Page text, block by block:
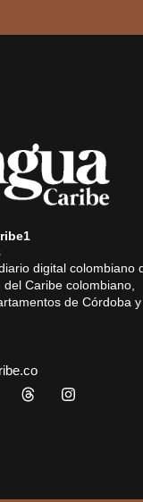
digital colombiano
Caribe colombiano,
de Córdoba y